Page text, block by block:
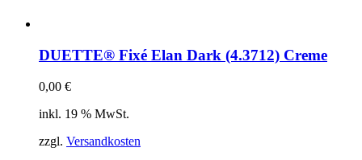
DUETTE® Fixé Elan Dark (4.3712) Creme
0,00 €
inkl. 19 % MwSt.
zzgl. Versandkosten